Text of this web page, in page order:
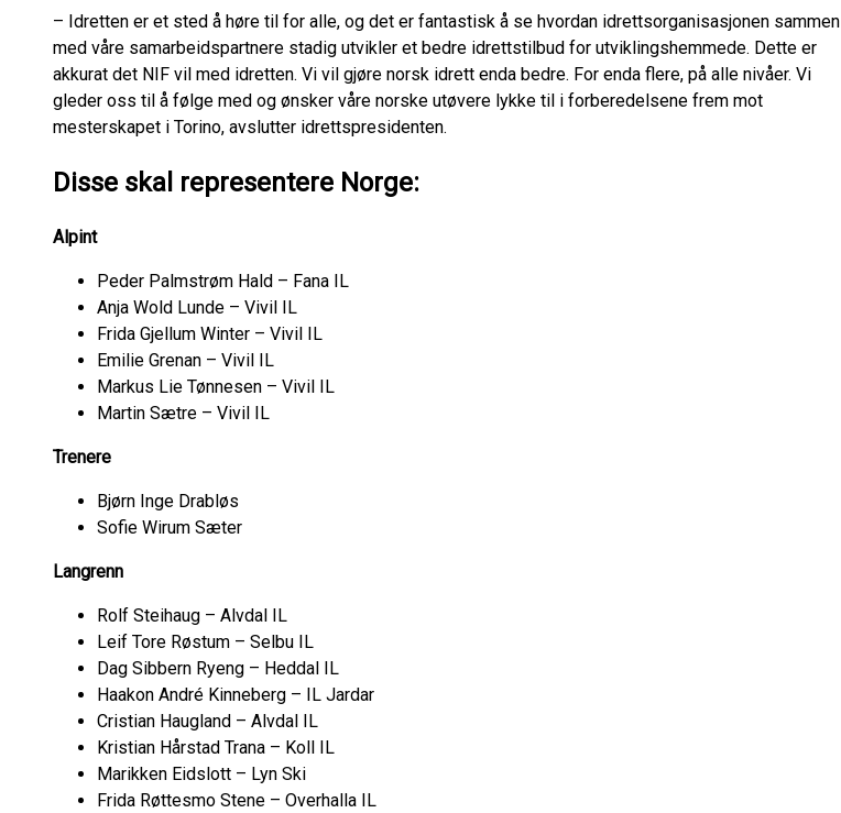
– Idretten er et sted å høre til for alle, og det er fantastisk å se hvordan idrettsorganisasjonen sammen
med våre samarbeidspartnere stadig utvikler et bedre idrettstilbud for utviklingshemmede. Dette er
akkurat det NIF vil med idretten. Vi vil gjøre norsk idrett enda bedre. For enda flere, på alle nivåer. Vi
gleder oss til å følge med og ønsker våre norske utøvere lykke til i forberedelsene frem mot
mesterskapet i Torino, avslutter idrettspresidenten.
Disse skal representere Norge:
Alpint
Peder Palmstrøm Hald – Fana IL
Anja Wold Lunde – Vivil IL
Frida Gjellum Winter – Vivil IL
Emilie Grenan – Vivil IL
Markus Lie Tønnesen – Vivil IL
Martin Sætre – Vivil IL
Trenere
Bjørn Inge Drabløs
Sofie Wirum Sæter
Langrenn
Rolf Steihaug – Alvdal IL
Leif Tore Røstum – Selbu IL
Dag Sibbern Ryeng – Heddal IL
Haakon André Kinneberg – IL Jardar
Cristian Haugland – Alvdal IL
Kristian Hårstad Trana – Koll IL
Marikken Eidslott – Lyn Ski
Frida Røttesmo Stene – Overhalla IL